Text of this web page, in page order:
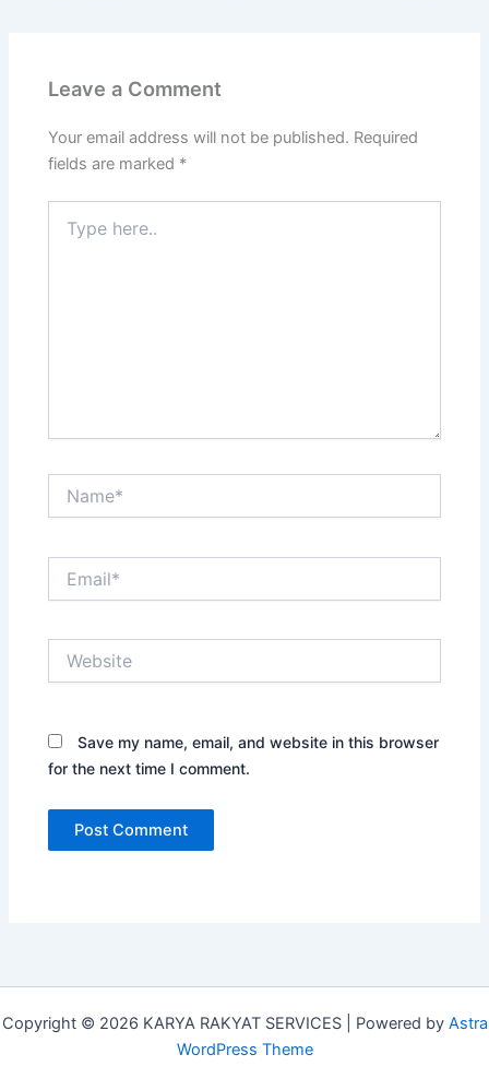
Leave a Comment
Your email address will not be published. Required
fields are marked *
here..
Save my name, email, and website in this browser
for the next time I comment.
Copyright © 2026 KARYA RAKYAT SERVICES | Powered by Astra
WordPress Theme